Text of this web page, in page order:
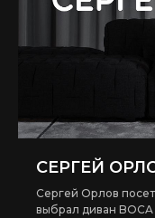
СЕРГЕЙ
Сергей Орлов
выбрал диван BOCA